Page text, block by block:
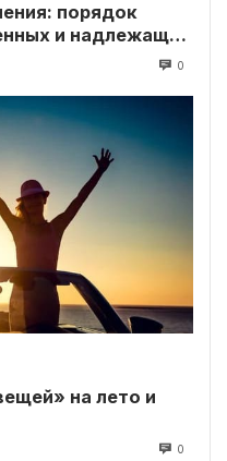
порядок
и надлежащие
0
на лето и
0